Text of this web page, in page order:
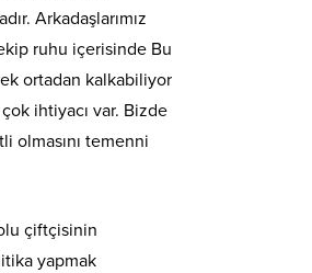
Arkadaşlarımız
ruhu içerisinde Bu
ortadan kalkabiliyor
ihtiyacı var. Bizde
olmasını temenni
çiftçisinin
yapmak